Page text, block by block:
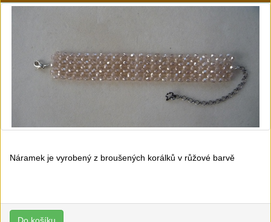
Náramek je vyrobený z broušených korálků v růžové barvě